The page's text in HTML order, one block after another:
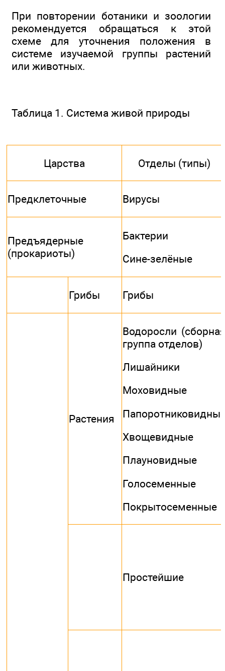
При повторении ботаники и зоологии
рекомендуется обращаться к этой
схеме для уточнения положения в
системе изучаемой группы растений
или животных.
Таблица 1. Система живой природы
Царства Отделы (типы)
Предклеточные Вирусы
Предъядерные
(прокариоты)
Бактерии
Сине-зелёные
Грибы Грибы
Растения
Водоросли
группа отделов)
Лишайники
Моховидные
Хвощевидные
Плауновидные
Голосеменные
Покрытосеменные
Простейшие